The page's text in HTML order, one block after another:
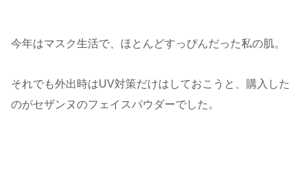
今年はマスク生活で、ほとんどすっぴんだった私の肌。
それでも外出時はUV対策だけはしておこうと、購入した
のがセザンヌのフェイスパウダーでした。